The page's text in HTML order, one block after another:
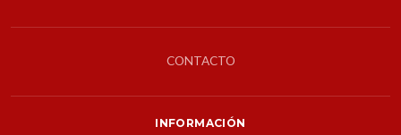
CONTACTO
INFORMACIÓN